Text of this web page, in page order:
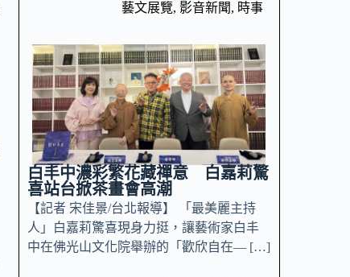
藝文展覽, 影音新聞, 時事
白丰中濃彩繁花藏禪意 白嘉莉驚
喜站台掀茶畫會高潮
【記者 宋佳景/台北報導】 「最美麗主持
人」白嘉莉驚喜現身力挺，讓藝術家白丰
中在佛光山文化院舉辦的「歡欣自在— […]